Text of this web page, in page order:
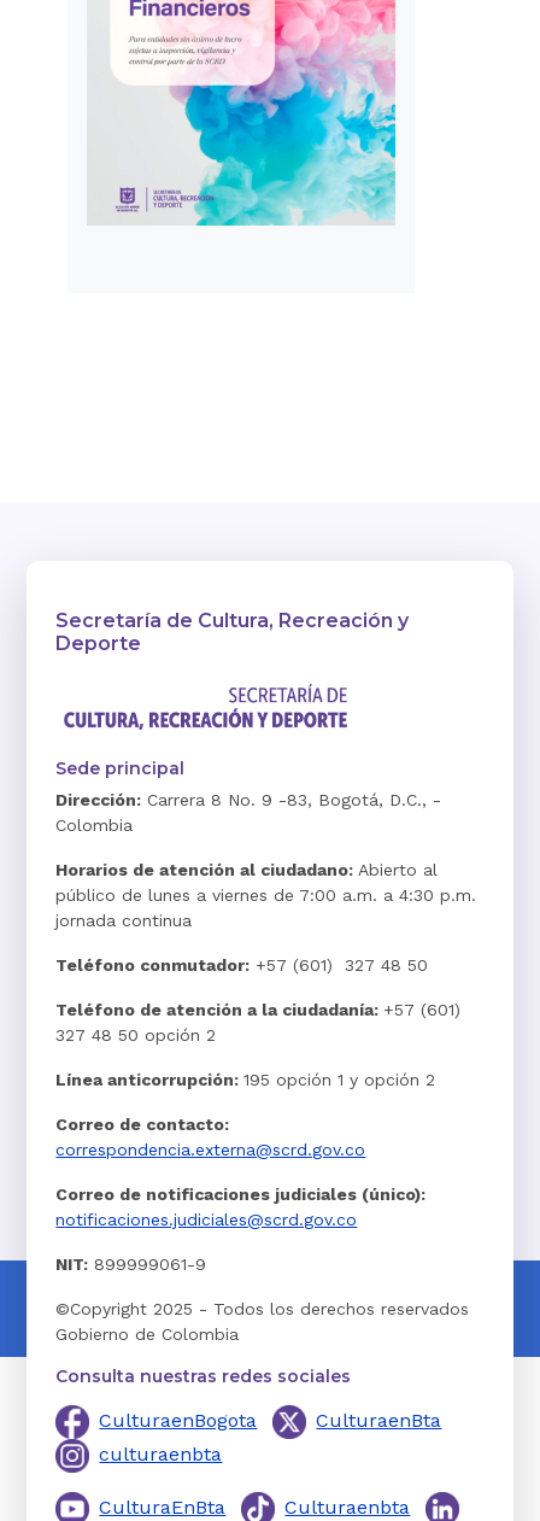
Secretaría de Cultura, Recreación y
Deporte
Sede principal
Dirección: Carrera 8 No. 9 -83, Bogotá, D.C., -
Colombia
Horarios de atención al ciudadano:Abierto al
público de lunes a viernes de 7:00 a.m. a 4:30 p.m.
jornada continua
Teléfono conmutador: +57 (601) 327 48 50
Teléfono de atención a la ciudadanía: +57 (601)
327 48 50 opción 2
Línea anticorrupción:195 opción 1 y opción 2
Correo de contacto:
correspondencia.externa@scrd.gov.co
Correo de notificaciones judiciales (único):
notificaciones.judiciales@scrd.gov.co
NIT: 899999061-9
©Copyright 2025 - Todos los derechos reservados
Gobierno de Colombia
Consulta nuestras redes sociales
CulturaenBogota
CulturaenBta
culturaenbta
CulturaEnBta
Culturaenbta